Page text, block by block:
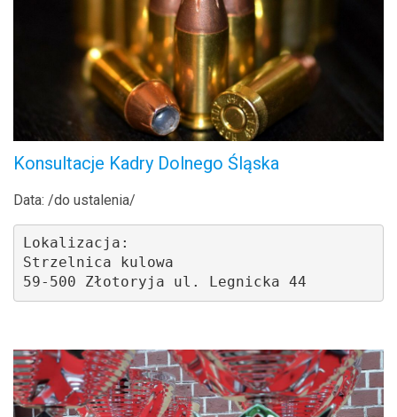
Konsultacje Kadry Dolnego Śląska
Data: /do ustalenia/
Lokalizacja:
Strzelnica kulowa
59-500 Złotoryja ul. Legnicka 44